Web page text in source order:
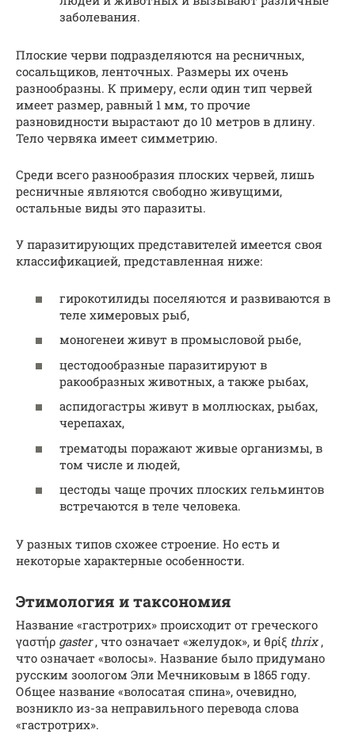
заболевания.
Плоские черви подразделяются на ресничных,
сосальщиков, ленточных. Размеры их очень
разнообразны. К примеру, если один тип червей
имеет размер, равный 1 мм, то прочие
разновидности вырастают до 10 метров в длину.
Тело червяка имеет симметрию.
Среди всего разнообразия плоских червей, лишь
ресничные являются свободно живущими,
остальные виды это паразиты.
У паразитирующих представителей имеется своя
классификацией, представленная ниже:
гирокотилиды поселяются и развиваются в
теле химеровых рыб,
моногенеи живут в промысловой рыбе,
цестодообразные паразитируют в
ракообразных животных, а также рыбах,
аспидогастры живут в моллюсках, рыбах,
черепахах,
трематоды поражают живые организмы, в
том числе и людей,
цестоды чаще прочих плоских гельминтов
встречаются в теле человека.
У разных типов схожее строение. Но есть и
некоторые характерные особенности.
Этимология и таксономия
Название «гастротрих» происходит от греческого
γαστήρ gaster, что означает «желудок», и θρίξ thrix,
что означает «волосы». Название было придумано
русским зоологом Эли Мечниковым в 1865 году.
Общее название «волосатая спина», очевидно,
возникло из-за неправильного перевода слова
«гастротрих».